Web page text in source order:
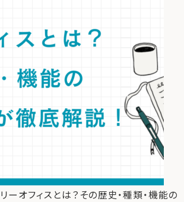
リーオフィスとは？その歴史・種類・機能の